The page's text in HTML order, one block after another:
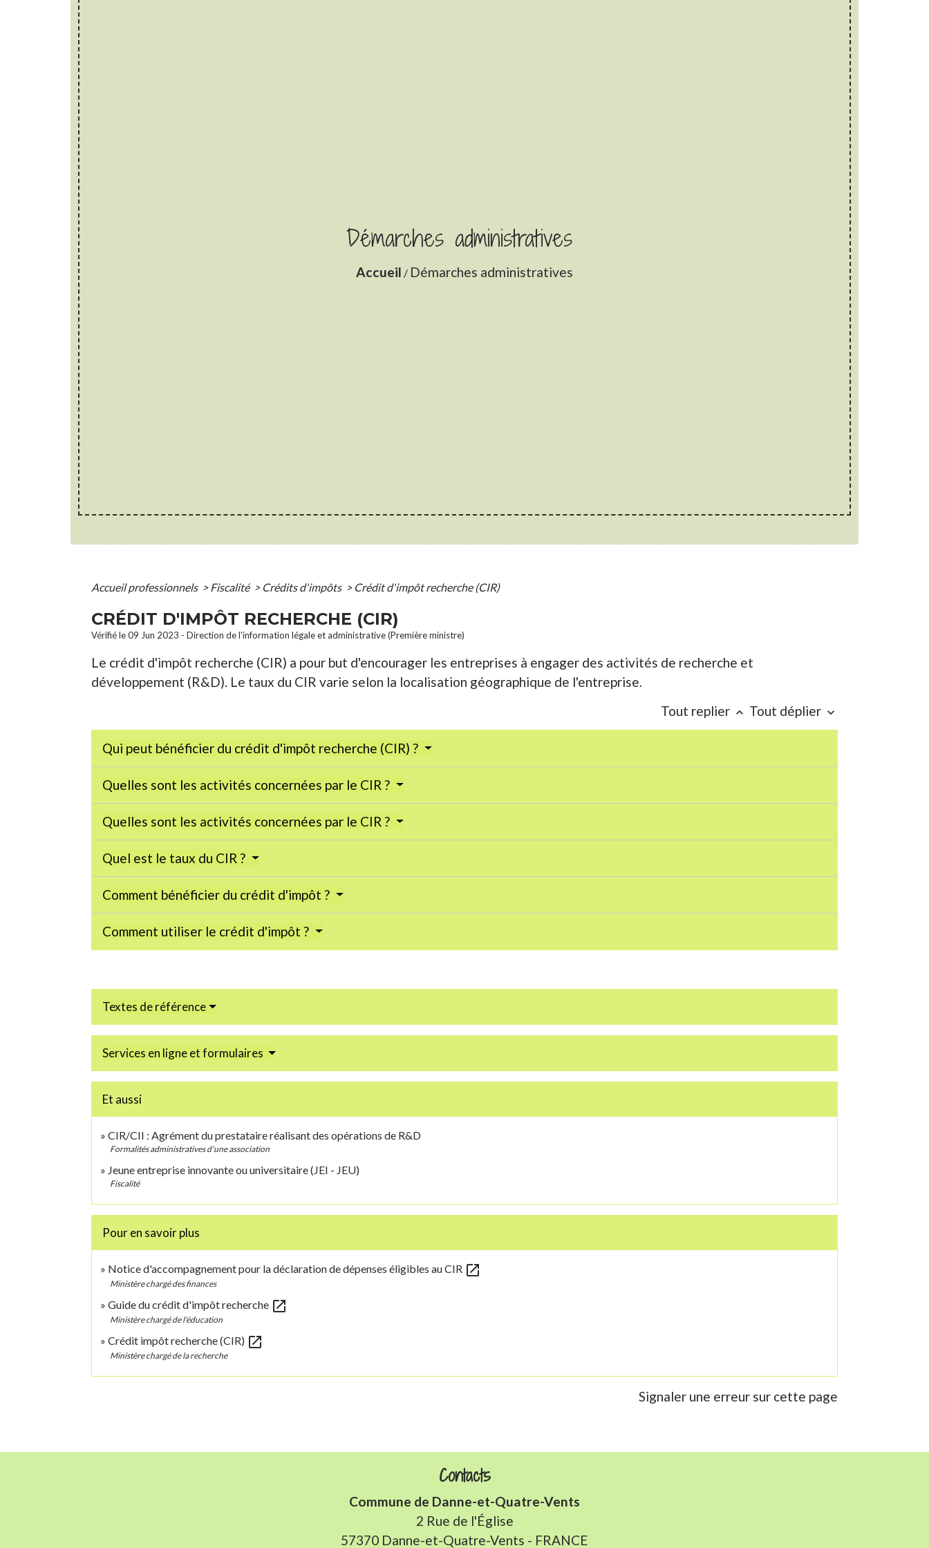
Démarches administratives
Accueil / Démarches administratives
Accueil professionnels > Fiscalité > Crédits d'impôts > Crédit d'impôt recherche (CIR)
CRÉDIT D'IMPÔT RECHERCHE (CIR)
Vérifié le 09 Jun 2023 - Direction de l'information légale et administrative (Première ministre)
Le crédit d'impôt recherche (CIR) a pour but d'encourager les entreprises à engager des activités de recherche et
développement (R&D). Le taux du CIR varie selon la localisation géographique de l'entreprise.
Tout replier keyboard_arrow_up Tout déplier keyboard_arrow_down
Qui peut bénéficier du crédit d'impôt recherche (CIR) ?
Quelles sont les activités concernées par le CIR ?
Quelles sont les activités concernées par le CIR ?
Quel est le taux du CIR ?
Comment bénéficier du crédit d'impôt ?
Comment utiliser le crédit d'impôt ?
Textes de référence
Services en ligne et formulaires
Et aussi
CIR/CII : Agrément du prestataire réalisant des opérations de R&D
Formalités administratives d'une association
Jeune entreprise innovante ou universitaire (JEI - JEU)
Fiscalité
Pour en savoir plus
Notice d'accompagnement pour la déclaration de dépenses éligibles au CIR open_in_new
Ministère chargé des finances
Guide du crédit d'impôt recherche open_in_new
Ministère chargé de l'éducation
Crédit impôt recherche (CIR) open_in_new
Ministère chargé de la recherche
Signaler une erreur sur cette page
Contacts
Commune de Danne-et-Quatre-Vents
2 Rue de l'Église
57370 Danne-et-Quatre-Vents - FRANCE